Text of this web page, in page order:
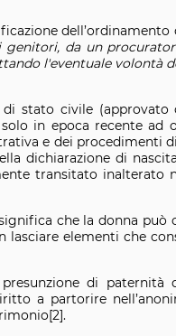
dell’ordinamento
da un
l'eventuale volontà
stato civile (approvato
in epoca recente ad
e dei procedimenti
dichiarazione di
transitato inalterato
che la donna può
lasciare elementi che
di paternità
a partorire